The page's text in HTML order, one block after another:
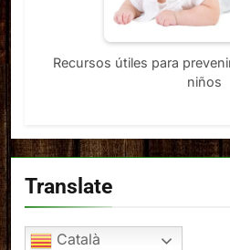
Recursos útiles para
niños
Translate
Català